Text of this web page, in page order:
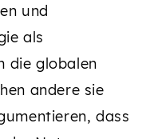
und
als
die globalen
andere sie
dass